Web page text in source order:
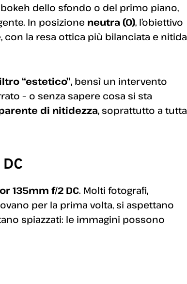
dello sfondo o del primo piano,
In posizione neutra (0), l’obiettivo
la resa ottica più bilanciata e nitida
“estetico”, bensì un intervento
– o senza sapere cosa si sta
di nitidezza, soprattutto a tutta
135mm f/2 DC. Molti fotografi,
per la prima volta, si aspettano
spiazzati: le immagini possono